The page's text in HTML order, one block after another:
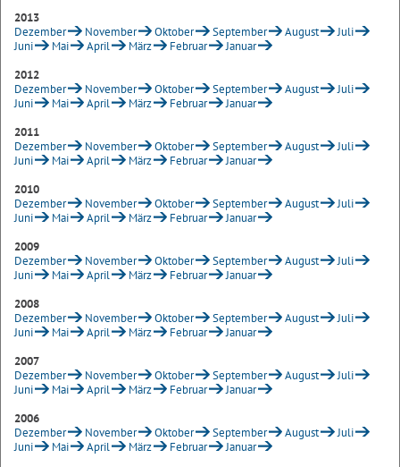
2013
Dezember
November Oktober September August
Juli
Juni
Mai April März Februar
Januar
2012
Dezember
November Oktober September August
Juli
Juni
Mai April März Februar
Januar
2011
Dezember
November Oktober September August
Juli
Juni
Mai April März Februar
Januar
2010
Dezember
November Oktober September August
Juli
Juni
Mai April März Februar
Januar
2009
Dezember
November Oktober September August
Juli
Juni
Mai April März Februar
Januar
2008
Dezember
November Oktober September August
Juli
Juni
Mai April März Februar
Januar
2007
Dezember
November Oktober September August
Juli
Juni
Mai April März Februar
Januar
2006
Dezember
November Oktober September August
Juli
Juni
Mai April März Februar
Januar